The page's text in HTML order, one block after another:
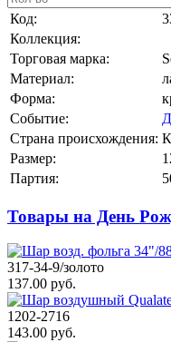
Код:
Коллекция:
Торговая марка:
Материал:
Форма:
Событие:
Страна происхождения:
Размер:
Партия:
Товары на День
317-34-9/золото
137.00 руб.
1202-2716
143.00 руб.